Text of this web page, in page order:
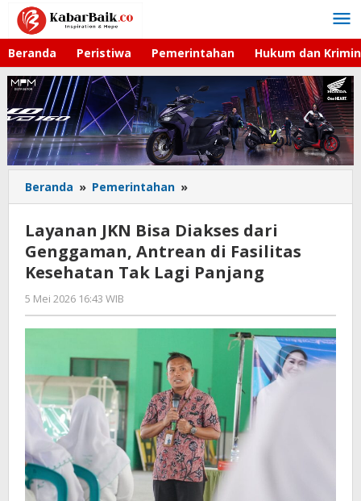
Lewati
konten
Beranda Peristiwa Pemerintahan Hukum dan
Beranda » Pemerintahan »
JKN
Bisa
Diakses
dari
Genggaman,
Kesehatan
Tak
Lagi
Panjang
Layanan JKN Bisa Diakses dari
Genggaman, Antrean di Fasilitas
Kesehatan Tak Lagi Panjang
5 Mei 2026 16:43 WIB
Imam
WD